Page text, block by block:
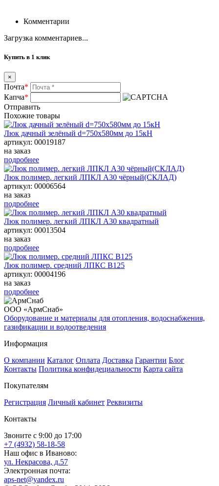
Комментарии
Загрузка комментариев...
Купить в 1 клик
×
Почта*
Капча*
Отправить
Похожие товары
Люк дачный зелёный d=750х580мм до 15кН
артикул: 00019187
на заказ
подробнее
Люк полимер. легкий ЛПКЛ А30 чёрный(СКЛАД)
артикул: 00006564
на заказ
подробнее
Люк полимер. легкий ЛПКЛ А30 квадратный
артикул: 00013504
на заказ
подробнее
Люк полимер. средний ЛПКС В125
артикул: 00004196
на заказ
подробнее
ООО «АрмСнаб»
Оборудование и материалы для отопления, водоснабжения,
газификации и водоотведения
Информация
О компании Каталог Оплата Доставка Гарантии Блог
Контакты Политика конфидециальности Карта сайта
Покупателям
Регистрация Личный кабинет Реквизиты
Контакты
Звоните с 9:00 до 17:00
+7 (4932) 58-18-58
Наш офис в Иваново:
ул. Некрасова, д.57
Электронная почта:
aps-net@yandex.ru